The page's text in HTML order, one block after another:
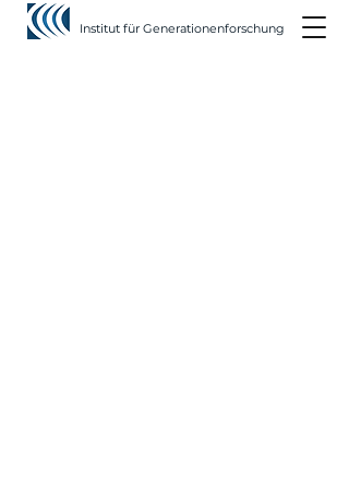
Institut für Generationenforschung